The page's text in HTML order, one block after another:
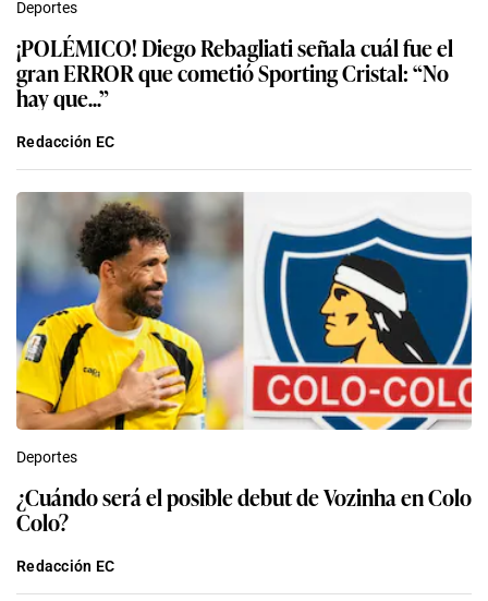
Deportes
¡POLÉMICO! Diego Rebagliati señala cuál fue el
gran ERROR que cometió Sporting Cristal: “No
hay que...”
Redacción EC
Deportes
¿Cuándo será el posible debut de Vozinha en Colo
Colo?
Redacción EC